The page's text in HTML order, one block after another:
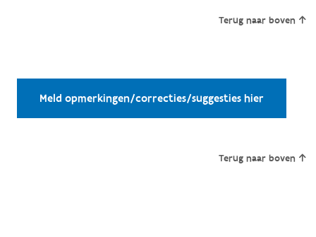
Terug naar boven
Meld opmerkingen/correcties/suggesties hier
Terug naar boven